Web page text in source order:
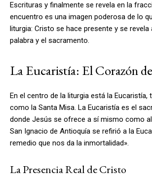
Escrituras y finalmente se revela en la
encuentro es una imagen poderosa de lo
liturgia: Cristo se hace presente y se revela
palabra y el sacramento.
La Eucaristía: El Corazón
En el centro de la liturgia está la Eucaristía,
como la Santa Misa. La Eucaristía es el
donde Jesús se ofrece a sí mismo como
San Ignacio de Antioquía se refirió a la
remedio que nos da la inmortalidad».
La Presencia Real de Cristo